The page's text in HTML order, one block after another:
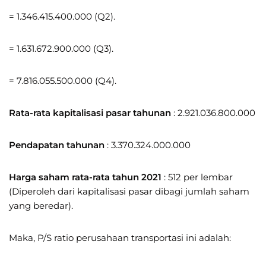
= 1.346.415.400.000 (Q2).
= 1.631.672.900.000 (Q3).
= 7.816.055.500.000 (Q4).
Rata-rata kapitalisasi pasar tahunan : 2.921.036.800.000
Pendapatan tahunan : 3.370.324.000.000
Harga saham rata-rata tahun 2021 : 512 per lembar
(Diperoleh dari kapitalisasi pasar dibagi jumlah saham
yang beredar).
Maka, P/S ratio perusahaan transportasi ini adalah: